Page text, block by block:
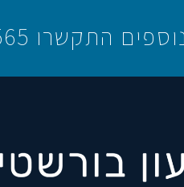
4080056 או השאירו פרטים הטופס המצורף